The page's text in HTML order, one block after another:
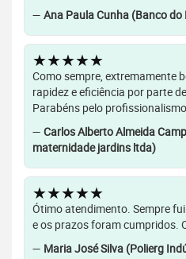
— Ana Paula Cunha (Banco do
★★★★★
Como sempre, extremamente
rapidez e eficiência por parte
Parabéns pelo
— Carlos Alberto Almeida
maternidade jardins ltda)
★★★★★
Ótimo atendimento. Sempre
e os prazos foram cumpridos.
— Maria José Silva (Polierg